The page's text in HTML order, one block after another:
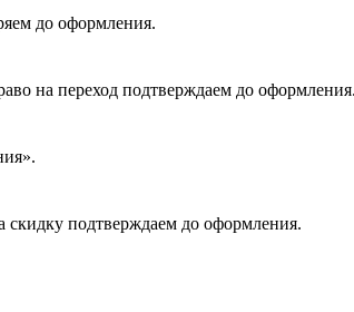
до оформления.
на переход подтверждаем до оформления.
подтверждаем до оформления.